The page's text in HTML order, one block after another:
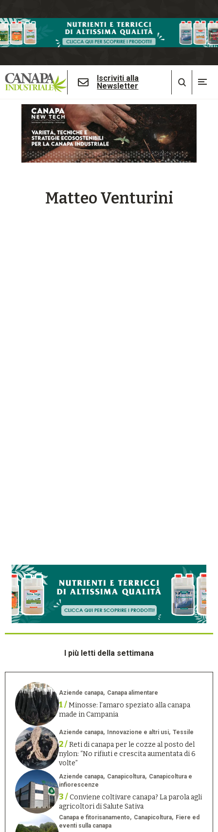
Iscriviti alla
Newsletter
Matteo Venturini
I più letti della settimana
Aziende canapa Canapa alimentare
1 /Minosse: l’amaro speziato alla canapa
made in Campania
Aziende canapa Innovazione e altri usi Tessile
2 /Reti di canapa per le cozze al posto del
nylon: “No rifiuti e crescita aumentata di 6
volte”
Aziende canapa Canapicoltura
Canapicoltura e
infiorescenze
3 /Conviene coltivare canapa? La parola agli
agricoltori di Salute Sativa
Canapa e fitorisanamento Canapicoltura
Fiere ed
eventi sulla canapa